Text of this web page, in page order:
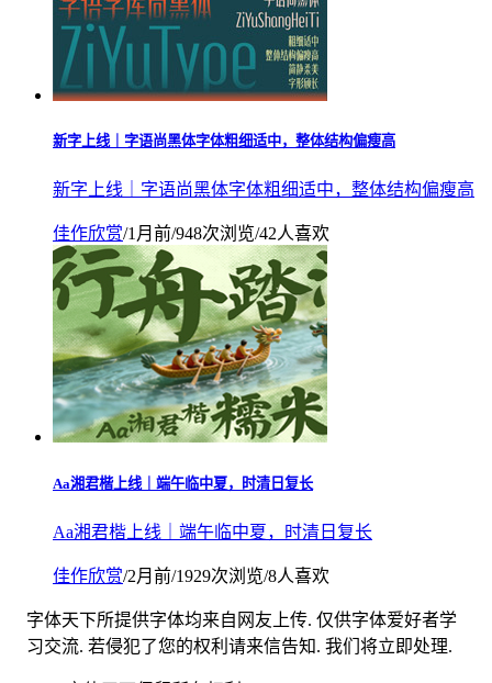
新字上线｜字语尚黑体字体粗细适中，整体结构偏瘦高
新字上线｜字语尚黑体字体粗细适中，整体结构偏瘦高
佳作欣赏/1月前/948次浏览/42人喜欢
Aa湘君楷上线｜端午临中夏，时清日复长
Aa湘君楷上线｜端午临中夏，时清日复长
佳作欣赏/2月前/1929次浏览/8人喜欢
字体天下所提供字体均来自网友上传. 仅供字体爱好者学
习交流. 若侵犯了您的权利请来信告知. 我们将立即处理.